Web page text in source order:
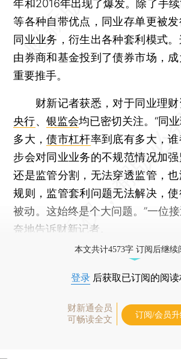
年和2016年出现了爆发。除了手
等各种自带优点，同业存单更被
同业业务，衍生出各种套利模式
由券商和基金投到了债券市场，
重要推手。
财新记者获悉，对于同业理财
央行、 银监会均已密切关注。“同
多大，债市杠杆率到底有多大，
步会对同业业务的不规范情况加
还是监管分割，无法穿透监管，
规则，监管套利问题无法解决，
被动。这始终是个大问题。”一位
奈地告诉财新记者。
本文共计4573字 订阅后继续
登录 后获取已订阅的阅读
财新通会员
可畅读全文
订阅/会员升